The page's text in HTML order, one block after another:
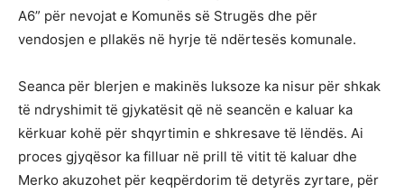
A6” për nevojat e Komunës së Strugës dhe për
vendosjen e pllakës në hyrje të ndërtesës komunale.
Seanca për blerjen e makinës luksoze ka nisur për shkak
të ndryshimit të gjykatësit që në seancën e kaluar ka
kërkuar kohë për shqyrtimin e shkresave të lëndës. Ai
proces gjyqësor ka filluar në prill të vitit të kaluar dhe
Merko akuzohet për keqpërdorim të detyrës zyrtare, për